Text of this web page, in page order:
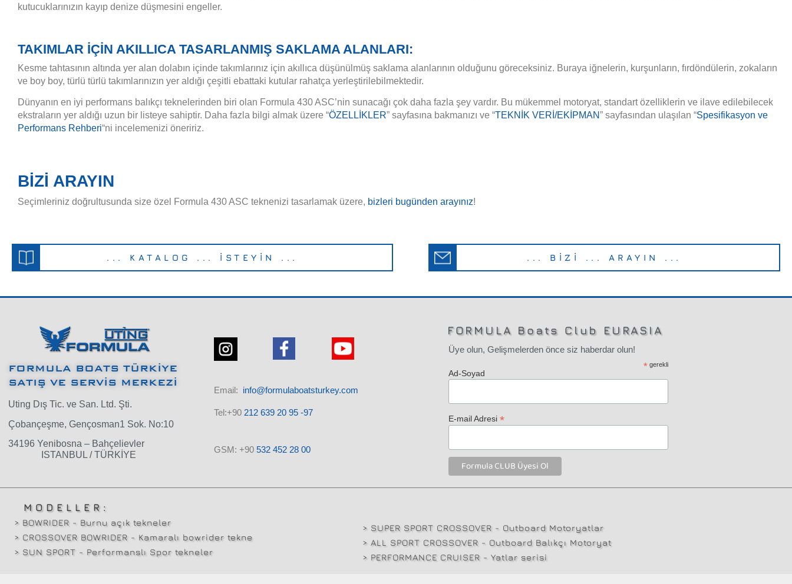
kutucuklarınızın kayıp denize düşmesini engeller.
TAKIMLAR İÇİN AKILLICA TASARLANMIŞ SAKLAMA ALANLARI:
Kesme tahtasının altında yer alan dolabın içinde takımlarınız için akıllıca düşünülmüş saklama alanlarının olduğunu göreceksiniz. Buraya iğnelerin, kurşunların, fırdöndülerin, zokaların
ve boy boy, türlü türlü takımlarınızın yer aldığı çeşitli ebattaki kutular rahatça yerleştirilebilmektedir.
Dünyanın en iyi performans balıkçı teknelerinden biri olan Formula 430 ASC’nin sunacağı çok daha fazla şey vardır. Bu mükemmel motoryat, standart özelliklerin ve ilave edilebilecek
ekstraların yer aldığı uzun bir listeye sahiptir. Daha fazla bilgi almak üzere “ÖZELLİKLER” sayfasına bakmanızı ve “TEKNİK VERİ/EKİPMAN” sayfasından ulaşılan “Spesifikasyon ve
Performans Rehberi“ni incelemenizi öneririz.
BİZİ ARAYIN
Seçimleriniz doğrultusunda size özel Formula 430 ASC teknenizi tasarlamak üzere, bizleri bugünden arayınız!
... KATALOG ... İSTEYİN ... ... BİZİ ... ARAYIN ...
FORMULA BOATS TÜRKİYE
SATIŞ VE SERVİS MERKEZİ
Uting Dış Tic. ve San. Ltd. Şti.
Çobançeşme, Gençosman1 Sok. No:10
34196 Yenibosna – Bahçelievler
ISTANBUL / TÜRKİYE
Email: info@formulaboatsturkey.com
Tel:+90212 639 20 95 -97
GSM: +90 532452 2800
FORMULA Boats Club EURASIA
Üye olun, Gelişmelerden önce siz haberdar olun!
* gerekli
Ad-Soyad
E-mail Adresi *
MODELLER:
> BOWRIDER - Burnu açık tekneler
> CROSSOVER BOWRIDER - Kamaralı bowrider tekne
> SUN SPORT - Performanslı Spor tekneler
> SUPER SPORT CROSSOVER - Outboard Motoryatlar
> ALL SPORT CROSSOVER - Outboard Balıkçı Motoryat
> PERFORMANCE CRUISER - Yatlar serisi